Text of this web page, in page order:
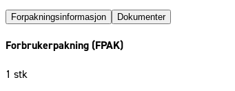
Forpakningsinformasjon Dokumenter
Forbrukerpakning (FPAK)
1 stk